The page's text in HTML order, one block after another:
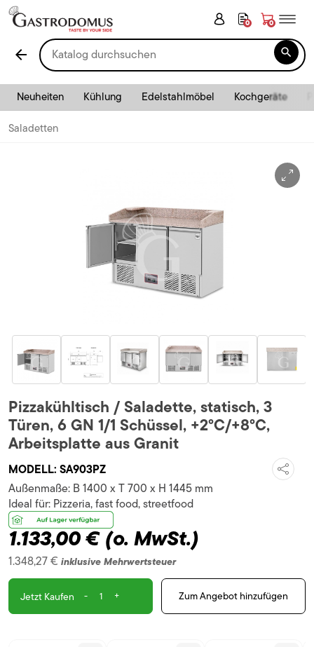
0 0
arrow_back 
Neuheiten Kühlung Edelstahlmöbel Kochgeräte
Saladetten
Pizzakühltisch / Saladette, statisch, 3
Türen, 6 GN 1/1 Schüssel, +2°C/+8°C,
Arbeitsplatte aus Granit
MODELL: SA903PZ
Außenmaße: B 1400 x T 700 x H 1445 mm
1.133,00 €(o. MwSt.)
1.348,27 € inklusive Mehrwertsteuer
Ideal für: Pizzeria, fast food, streetfood
Jetzt Kaufen - + Zum Angebot hinzufügen